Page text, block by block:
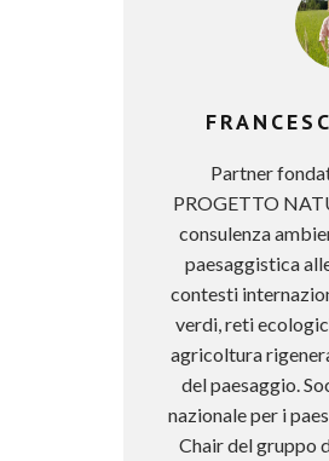
Partner
PROGETTO
consulenza
paesaggistica
contesti
verdi, reti
agricoltura
del paesaggio.
nazionale per i
Chair del gruppo